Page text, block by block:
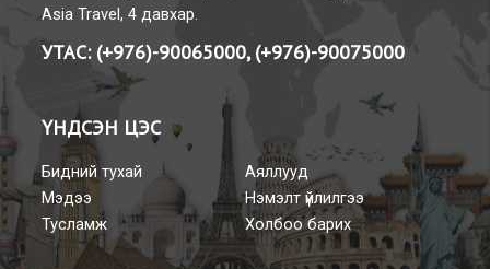
Asia Travel, 4 давхар.
УТАС: (+976)-90065000, (+976)-90075000
ҮНДСЭН ЦЭС
Бидний тухай
Аяллууд
Мэдээ
Нэмэлт үйлилгээ
Тусламж
Холбоо барих